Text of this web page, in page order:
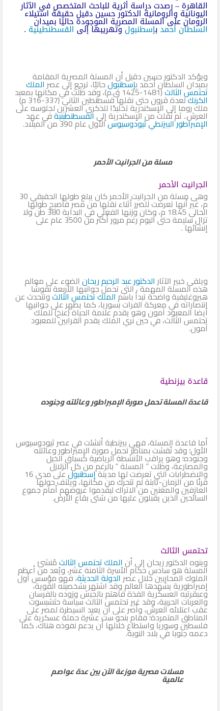
القاهرة – رصدت دراسة أثرية للباحث المتخصص في الآثار
اليونانية والرومانية الدكتور حسين دقيل حقيقة استيلاء
الرومان على المسلة المصرية الموجودة حاليًا بميدان
السلطان أحمدبإسطنبولوتهريبها إلى القسطنطينية .
ويؤكد الدكتور حسين دقيل أن المسلة المصرية المقامة
بميدان السلطان أحمد بإسطنبولحاليًا، ترجع إلى عصرالملك
تحتمس الثالث(1481-1425 ق.م)، وقد ظلّت في مكانها بمعبد
الكرنك لعدة قرون حتى نقلها قسطنطين الثاني (337-316 م)
ملك روما إلى الإسكندرية تخليدًا للذكرى العشرين لجلوسه على
العرش.. ثم نُقلت من الإسكندرية إلىالقسطنطينيةفي عهد
الإمبراطور البيزنطي ثيودوسيوسالأول عام 390 من الميلاد.
مسلة من الجرانيت الأحمر
الجرانيت الأحمر
وهى مسلة من الجرانيت الأحمر كان يبلغ طولها الحقيقي 30
م، غير أنها تعرضت للضرر أثناء نقلها من مصر فأصبح طولها
الحالي 18.45 م، وكان وزنها الفعلي في البداية 380 طن ولا
تزال سليمة حتى اليوم رغم مرور أكثر من 3500 عام على
إنشائها .
ويلقى خبير الآثار الدكتور عبد الرحيم ريحان الضوء على معالم
هذه المسلة المهمة ، التي تحمل جوانبها الأربعة نقوشًا
هيروغليفية واضحة تبدأ باسمالملك تحتمس الثالثوتتحدث عن
انتصاراته في معركة الفرات بسوريا، كما يظهر على جوانبها
أيضا المعبود آمون وهو يقدم علامة الحياة (عنخ) للملك
تحتمس الثالث، في حين نري الملك يقدم القرابين للمعبود
آمون.
قاعدة بيزنطية
قاعدة المسلة تحمل صورة الإمبراطور وعائلته وجنوده
أما قاعدة المسلة، فهي بيزنطية أنشئت في عصر ثيودوسيوس
الأول؛ وقد نُقشت بمناظر تحمل صورة الإمبراطور وعائلته
وجنوده؛ وهو يراقب الأنشطة الرياضية كسباق الخيل
والمصارعة، وظلت ” المسلة ” بالرغم من كل الزلازل
والاضطرابات التي تعرضت لها مدينةإسطنبول على مدى 16
قرنًا من الزمان-ثابتة لم تتحرك من مكانها، ويلتف حولها
العازفين والمغنين من الاتراك ليقدموا عروضهم أمام جموع
السائحين الذين يقبلون عليها من شتى بقاع الأرض.
تحتمس الثالث
وينوه الدكتور ريحان إلى أن الملك تحتمس الثالثمُنشئ
المسلة هو سادس حكام الأسرة الثامنة عشر، ويُعد من أعظم
الملوك المحاربين خلال عصرالدولة الحديثة، فهو مؤسس أول
إمبراطورية يشهدها العالم وقد اشتهر بشخصيته القوية،
وعبقرتيه العسكرية الفذة فاهتم بالجيش وزوده بالفرسان
والعربات الحربية، وقد غير تحتمس الثالث سياسة حتشبسوت
عقب اعتلائه العرش، وأصر على أن يعيد السيطرة لمصر على
المناطق المتمردة؛ فقام بنحو ست عشرة حملة عسكرية على
فلسطين وسوريا واستطاع خلالها أن يدعم نفوذه هناك، كما
دعمه جنوبا في بلاد النوبة.
مسلات مصرية موزعة الآن بين عدة عواصم
عالمية